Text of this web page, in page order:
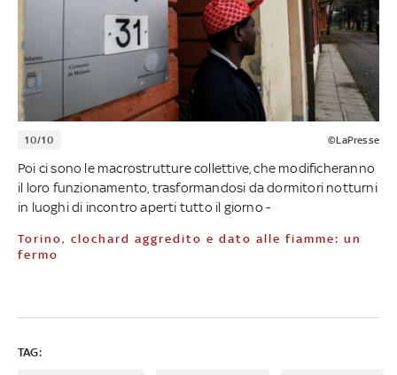
10/10 ©LaPresse
Poi ci sono le macrostrutture collettive, che modificheranno
il loro funzionamento, trasformandosi da dormitori notturni
in luoghi di incontro aperti tutto il giorno -
Torino, clochard aggredito e dato alle fiamme: un
fermo
TAG: